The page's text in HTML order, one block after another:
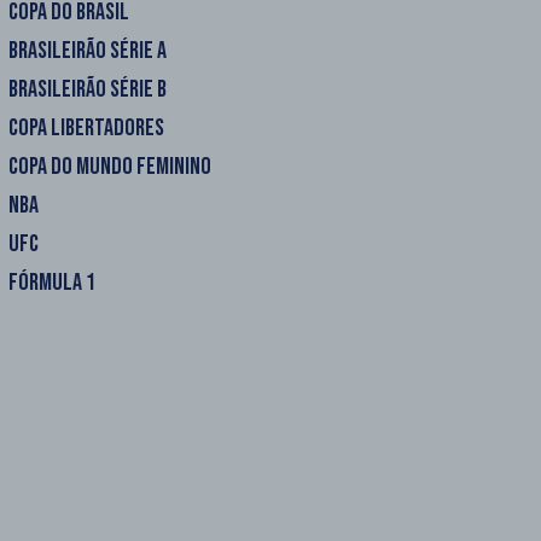
COPA DO BRASIL
BRASILEIRÃO SÉRIE A
BRASILEIRÃO SÉRIE B
COPA LIBERTADORES
COPA DO MUNDO FEMININO
NBA
UFC
FÓRMULA 1